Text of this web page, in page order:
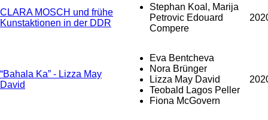
CLARA MOSCH und frühe
Kunstaktionen in der DDR
Stephan Koal, Marija
Petrovic Edouard
Compere
“Bahala Ka” - Lizza May
David
Eva Bentcheva
Nora Brünger
Lizza May David
Teobald Lagos Peller
Fiona McGovern